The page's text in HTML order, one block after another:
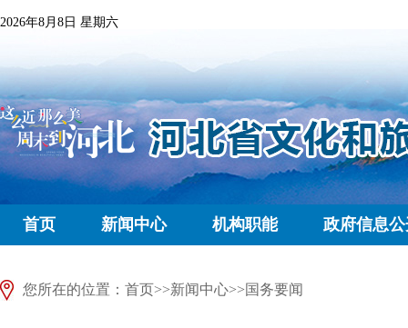
2026年8月8日 星期六
首页 新闻中心 机构职能 政府信息
您所在的位置： 首页>>新闻中心>>国务要闻